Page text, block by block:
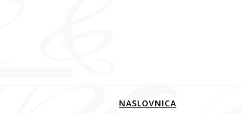
NASLOVNICA